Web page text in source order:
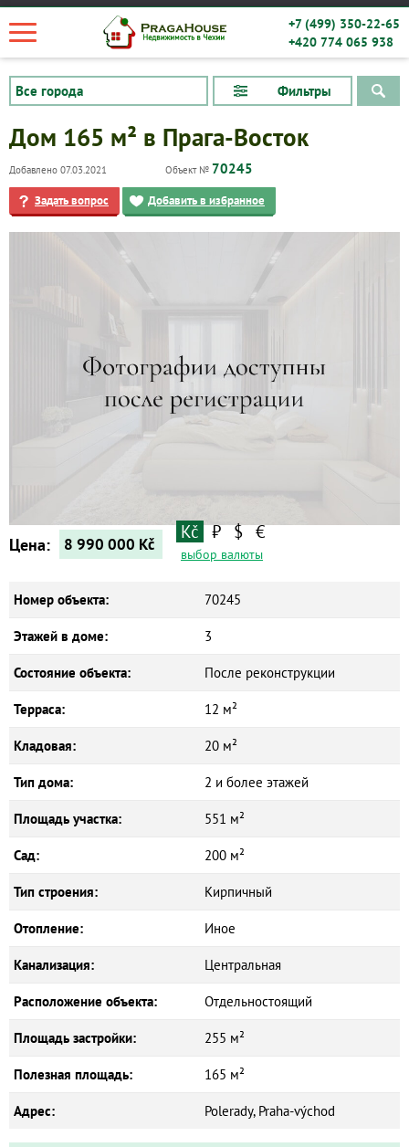
+7 (499) 350-22-65
+420 774 065 938
Фильтры
Квартиры
Дом 165 м² в Прага-Восток
Добавлено 07.03.2021 Объект № 70245
Задать вопрос Добавить в избранное
Цена: 8 990 000 Kč
Kč ₽ $ €
выбор валюты
Номер объекта: 70245
Этажей в доме: 3
Состояние объекта: После реконструкции
Терраса: 12 м²
Кладовая: 20 м²
Тип дома: 2 и более этажей
Площадь участка: 551 м²
Сад: 200 м²
Тип строения: Кирпичный
Отопление: Иное
Канализация: Центральная
Расположение объекта: Отдельностоящий
Площадь застройки: 255 м²
Полезная площадь: 165 м²
Адрес: Polerady, Praha-východ